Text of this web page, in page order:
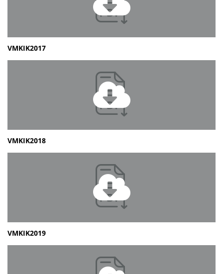
VMKIK2017
VMKIK2018
VMKIK2019